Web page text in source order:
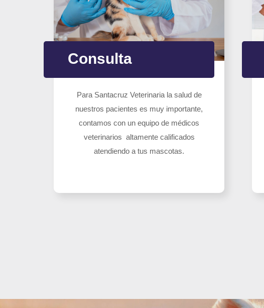
Consulta
Para Santacruz Veterinaria la salud de
nuestros pacientes es muy importante,
contamos con un equipo de médicos
veterinarios altamente calificados
atendiendo a tus mascotas.